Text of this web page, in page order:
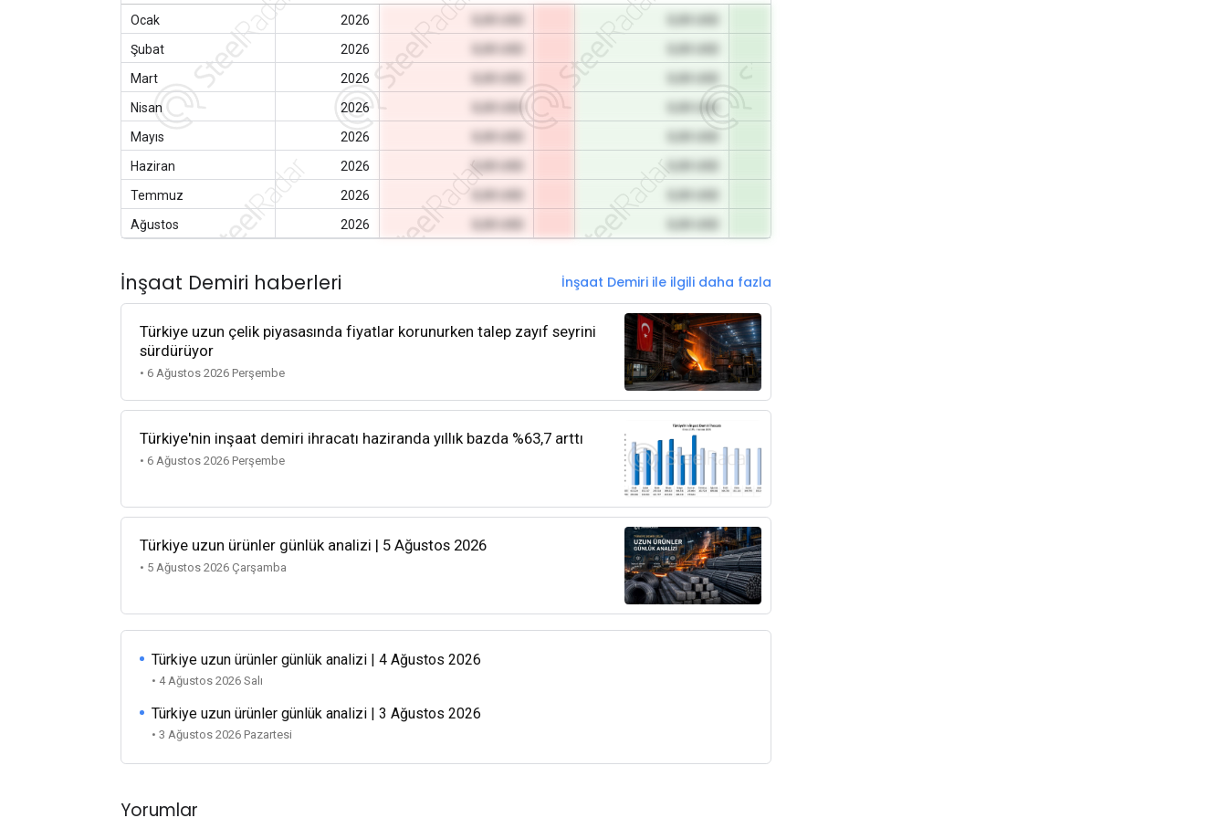
Ocak 2026
Şubat
2026
Mart
2026
Nisan
2026
0,00 USD
Mayıs
2026
Haziran
2026 0,00 USD
Temmuz
2026
Ağustos
2026
İnşaat Demiri haberleri İnşaat Demiri ile ilgili daha fazla
Türkiye uzun çelik piyasasında fiyatlar korunurken talep zayıf seyrini
sürdürüyor
• 6 Ağustos 2026 Perşembe
Türkiye'nin inşaat demiri ihracatı haziranda yıllık bazda %63,7 arttı
• 6 Ağustos 2026 Perşembe
Türkiye uzun ürünler günlük analizi | 5 Ağustos 2026
• 5 Ağustos 2026 Çarşamba
Türkiye uzun ürünler günlük analizi | 4 Ağustos 2026
• 4 Ağustos 2026 Salı
Türkiye uzun ürünler günlük analizi | 3 Ağustos 2026
• 3 Ağustos 2026 Pazartesi
Yorumlar